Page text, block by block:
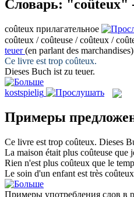
Словарь: "coûteux"
coûteux прилагательное
coûteux / coûteuse / coûteux /
teuer (en parlant des marchandises)
Ce livre est trop coûteux.
Dieses Buch ist zu teuer.
kostspielig
Примеры
Ce livre est trop coûteux. Dieses
La maison était plus coûteuse que
Rien n'est plus coûteux que le
Le soin d'un enfant est très coûteux
Примеры употребления слов в